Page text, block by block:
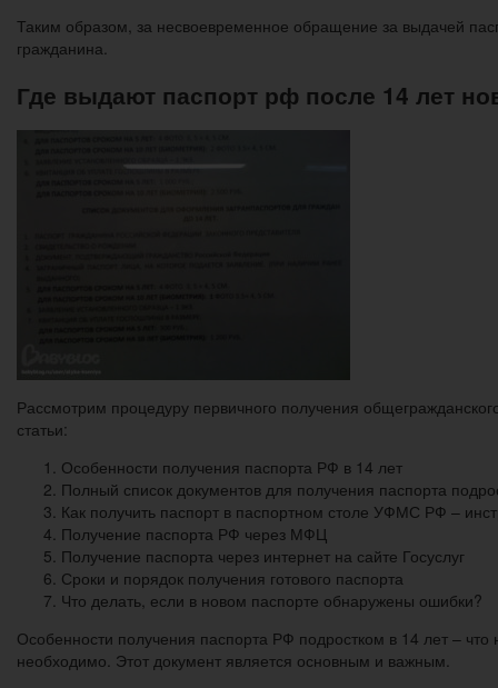
Таким образом, за несвоевременное обращение за выдачей
гражданина.
Где выдают паспорт рф после 14 лет
Рассмотрим процедуру первичного получения
статьи:
Особенности получения паспорта РФ в 14 лет
Полный список документов для получения паспорта
Как получить паспорт в паспортном столе УФМС РФ –
Получение паспорта РФ через МФЦ
Получение паспорта через интернет на сайте Госуслуг
Сроки и порядок получения готового паспорта
Что делать, если в новом паспорте обнаружены ошибки?
Особенности получения паспорта РФ подростком в 14 лет –
необходимо. Этот документ является основным и важным.